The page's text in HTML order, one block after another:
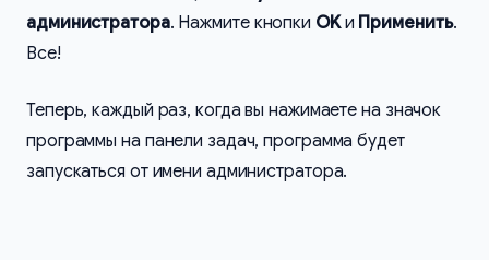
администратора. Нажмите кнопки OKи Применить.
Все!
Теперь, каждый раз, когда вы нажимаете на значок
программы на панели задач, программа будет
запускаться от имени администратора.